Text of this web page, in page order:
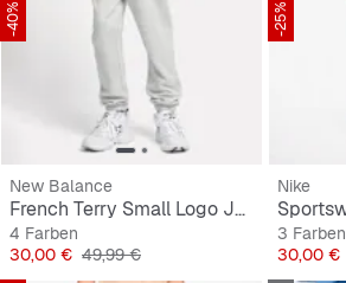
-40%
New Balance
French Terry Small Logo Jogger
4 Farben
Preis
30,00 € Originalpreis
49,99 €
-25%
Nike
3 Farben
Preis
30,00 €